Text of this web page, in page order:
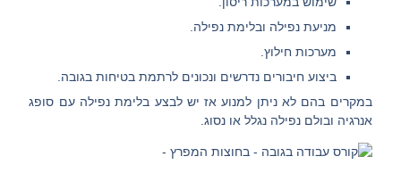
מניעת נפילה ובלימת נפילה.
מערכות חילוץ.
ביצוע חיבורים נדרשים ונכונים לרתמת בטיחות בגובה.
במקרים בהם לא ניתן למנוע אז יש לבצע בלימת נפילה עם סופג
אנרגיה ובולם נפילה נגלל או נסוג.